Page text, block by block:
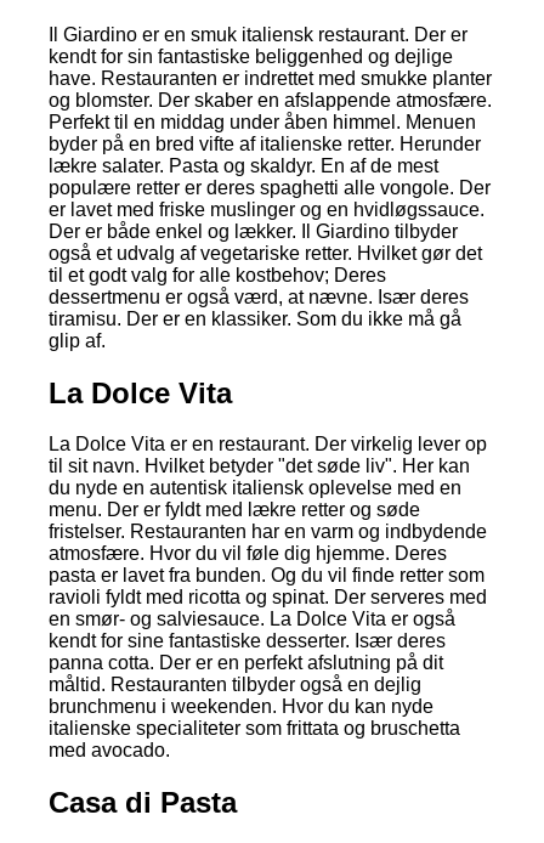
Il Giardino er en smuk italiensk restaurant. Der er
kendt for sin fantastiske beliggenhed og dejlige
have. Restauranten er indrettet med smukke planter
og blomster. Der skaber en afslappende atmosfære.
Perfekt til en middag under åben himmel. Menuen
byder på en bred vifte af italienske retter. Herunder
lækre salater. Pasta og skaldyr. En af de mest
populære retter er deres spaghetti alle vongole. Der
er lavet med friske muslinger og en hvidløgssauce.
Der er både enkel og lækker. Il Giardino tilbyder
også et udvalg af vegetariske retter. Hvilket gør det
til et godt valg for alle kostbehov; Deres
dessertmenu er også værd, at nævne. Især deres
tiramisu. Der er en klassiker. Som du ikke må gå
glip af.
La Dolce Vita
La Dolce Vita er en restaurant. Der virkelig lever op
til sit navn. Hvilket betyder "det søde liv". Her kan
du nyde en autentisk italiensk oplevelse med en
menu. Der er fyldt med lækre retter og søde
fristelser. Restauranten har en varm og indbydende
atmosfære. Hvor du vil føle dig hjemme. Deres
pasta er lavet fra bunden. Og du vil finde retter som
ravioli fyldt med ricotta og spinat. Der serveres med
en smør- og salviesauce. La Dolce Vita er også
kendt for sine fantastiske desserter. Især deres
panna cotta. Der er en perfekt afslutning på dit
måltid. Restauranten tilbyder også en dejlig
brunchmenu i weekenden. Hvor du kan nyde
italienske specialiteter som frittata og bruschetta
med avocado.
Casa di Pasta